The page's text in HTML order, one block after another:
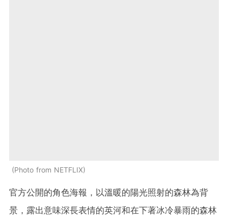
Photo from NETFLIX
官方公開的角色海報，以溫暖的陽光照射的森林為背
景，露出意味深長表情的英河和在下著冰冷暴雨的森林